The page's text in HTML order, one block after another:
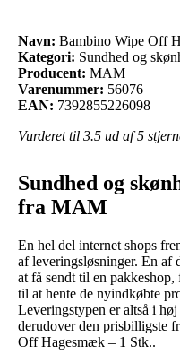
Navn: Bambino Wipe Off
Kategori: Sundhed og
Producent: MAM
Varenummer: 56076
EAN: 7392855226098
Vurderet til 3.5 ud af 5
Sundhed og
fra MAM
En hel del internet shops
af leveringsløsninger. En af
at få sendt til en
til at hente de nyindkøbte
Leveringstypen er altså i
derudover den prisbilligste
Off Hagesmæk – 1 Stk..